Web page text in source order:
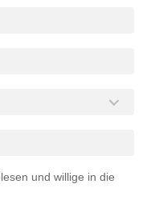
und willige in die